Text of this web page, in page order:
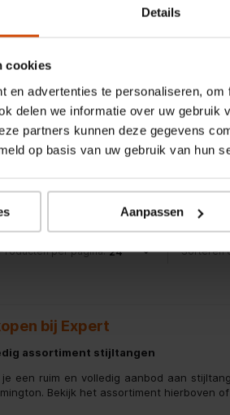
Details
cookies
en advertenties te personaliseren,
delen we informatie over uw gebruik
partners kunnen deze gegevens
op basis van uw gebruik van hun
Aanpassen
Solis 97025
Solis
Stijltangen
69,95
Vergelijk product
per pagina: Sorteren
bij Expert
assortiment stijltangen
je een ruim en volledig aanbod aan
Bekijk het assortiment hierboven